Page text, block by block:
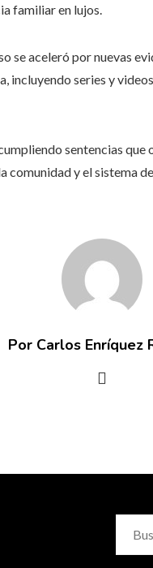
familiar en lujos.
se aceleró por nuevas
incluyendo series y
sentencias
y el sistema
Por Carlos Enríquez